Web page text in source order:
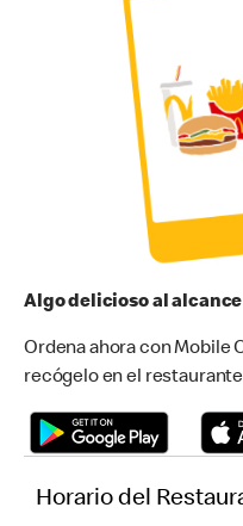
Algo delicioso al alcance
Ordena ahora con Mobile
recógelo en el restaurante
Horario del